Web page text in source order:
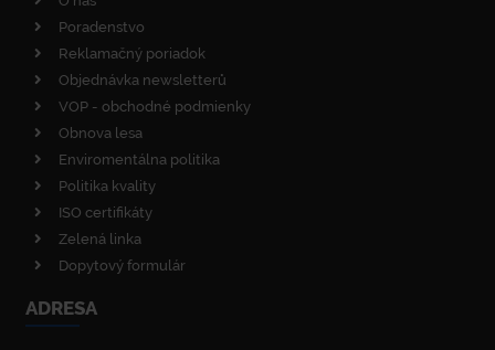
Poradenstvo
Reklamačný poriadok
Objednávka newsletterů
VOP - obchodné podmienky
Obnova lesa
Enviromentálna politika
Politika kvality
ISO certifikáty
Zelená linka
Dopytový formulár
ADRESA